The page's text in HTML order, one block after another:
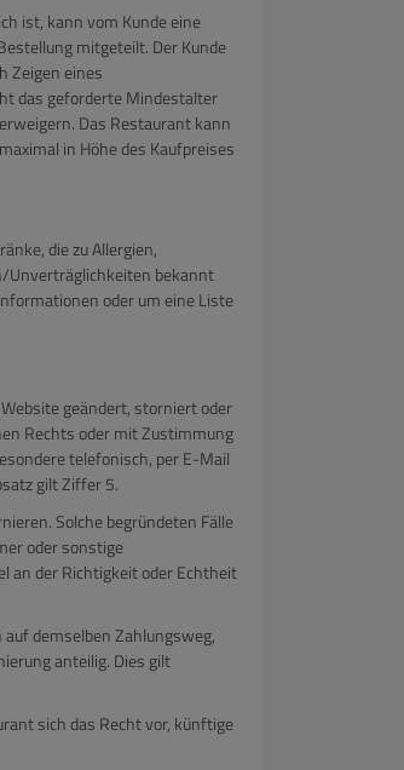
ist, kann vom Kunde eine
mitgeteilt. Der Kunde
Zeigen eines
das geforderte Mindestalter
Das Restaurant kann
in Höhe des Kaufpreises
die zu Allergien,
Unverträglichkeiten bekannt
oder um eine Liste
geändert, storniert oder
Rechts oder mit Zustimmung
telefonisch, per E-Mail
gilt Ziffer 5.
Solche begründeten Fälle
oder sonstige
an der Richtigkeit oder Echtheit
demselben Zahlungsweg,
anteilig. Dies gilt
sich das Recht vor, künftige